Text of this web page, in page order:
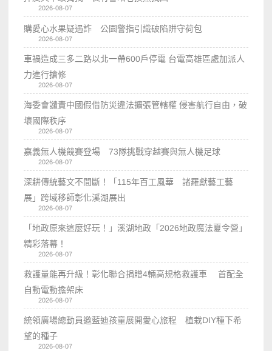
2026-08-07
購愛心水果疑遇詐 公園警指引識破陷阱守荷包
2026-08-07
車禍造成三多二路以北一帶600戶停電 台電高雄區處加派人
力進行搶修
2026-08-07
海委會譴責中國假借防災違法擴張管轄權 侵害航行自由，破
壞國際秩序
2026-08-07
嘉義無人機競賽登場 73隊挑戰穿越賽與無人機足球
2026-08-07
深耕傳統藝文不間斷！「115年百工風華 諸羅獻藝工藝
展」跨域移師彰化溪湖展出
2026-08-07
「地政原來這麼好玩！」溪湖地政「2026地政魔法夏令營」
精彩落幕！
2026-08-07
救護量能再升級！彰化聯合捐贈4輛高規格救護車 首配全
自動電動擔架床
2026-08-07
統領廣場總動員邀藍迪孩童展開愛心旅程 植栽DIY種下希
望的種子
2026-08-07